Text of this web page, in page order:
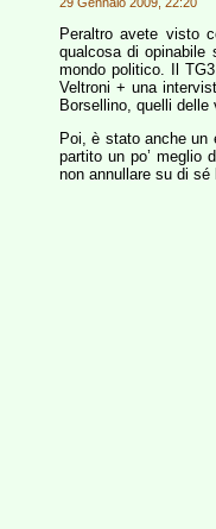
Peraltro avete visto
qualcosa di
mondo politico. Il
Veltroni + una
Borsellino, quelli
Poi, è stato anche un
partito un po’ meglio
non annullare su di